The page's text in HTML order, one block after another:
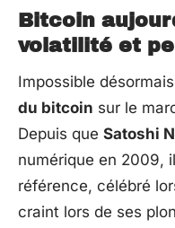
Bitcoin
volatilité et
Impossible
du bitcoin sur le
Depuis que Satoshi
numérique en 2009,
référence, célébré
craint lors de ses